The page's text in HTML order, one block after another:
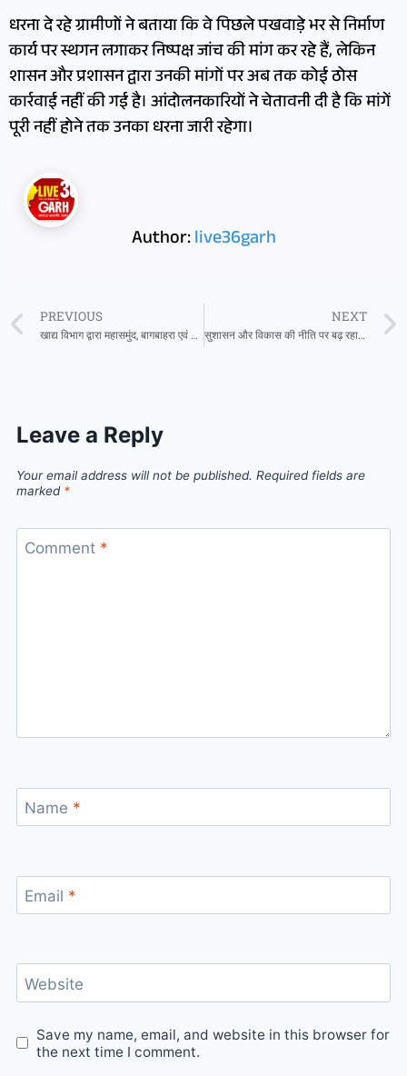
धरना दे रहे ग्रामीणों ने बताया कि वे पिछले पखवाड़े भर से निर्माण
कार्य पर स्थगन लगाकर निष्पक्ष जांच की मांग कर रहे हैं, लेकिन
शासन और प्रशासन द्वारा उनकी मांगों पर अब तक कोई ठोस
कार्रवाई नहीं की गई है। आंदोलनकारियों ने चेतावनी दी है कि मांगें
पूरी नहीं होने तक उनका धरना जारी रहेगा।
Author:live36garh
PREVIOUS
खाद्य विभाग द्वारा महासमुंद, बागबाहरा एवं तुमगांव क्षेत्र के विभिन्न प्रतिष्ठानों का निरीक्षण कर नमूना जांच की कार्रवाई की गई
NEXT
सुशासन और विकास की नीति पर बढ़ रहा विश्वास : नक्सल-मुक्त बस्तर का सपना तेजी से हो रहा है साकार – मुख्यमंत्री विष्णु देव साय
Leave a Reply
Your email address will not be published. Required fields are
marked *
Comment *
Name *
Email *
Website
Save my name, email, and website in this browser for
the next time I comment.